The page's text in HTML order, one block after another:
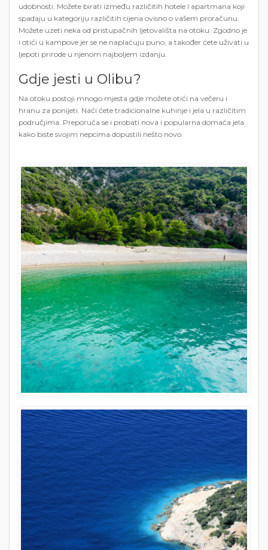
udobnosti. Možete birati između različitih hotele I apartmana koji
spadaju u kategoriju različitih cijena ovisno o vašem proračunu.
Možete uzeti neka od pristupačnih ljetovališta na otoku. Zgodno je
i otići u kampove jer se ne naplaćuju puno, a također ćete uživati ​​u
ljepoti prirode u njenom najboljem izdanju.
Gdje jesti u Olibu?
Na otoku postoji mnogo mjesta gdje možete otići na večeru i
hranu za ponijeti. Naći ćete tradicionalne kuhinje i jela u različitim
područjima. Preporuča se i probati nova i popularna domaća jela
kako biste svojim nepcima dopustili nešto novo.